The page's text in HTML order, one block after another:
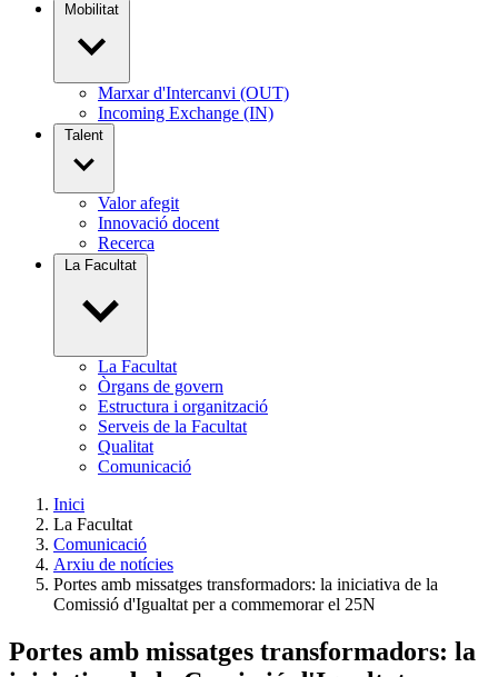
Mobilitat
Marxar d'Intercanvi (OUT)
Incoming Exchange (IN)
Talent
Valor afegit
Innovació docent
Recerca
La Facultat
La Facultat
Òrgans de govern
Estructura i organització
Serveis de la Facultat
Qualitat
Comunicació
Inici
La Facultat
Comunicació
Arxiu de notícies
Portes amb missatges transformadors: la iniciativa de la
Comissió d'Igualtat per a commemorar el 25N
Portes amb missatges transformadors: la